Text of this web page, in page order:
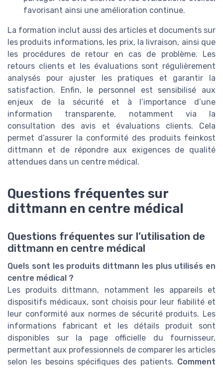
favorisant ainsi une amélioration continue.
La formation inclut aussi des articles et documents sur
les produits informations, les prix, la livraison, ainsi que
les procédures de retour en cas de problème. Les
retours clients et les évaluations sont régulièrement
analysés pour ajuster les pratiques et garantir la
satisfaction. Enfin, le personnel est sensibilisé aux
enjeux de la sécurité et à l’importance d’une
information transparente, notamment via la
consultation des avis et évaluations clients. Cela
permet d’assurer la conformité des produits feinkost
dittmann et de répondre aux exigences de qualité
attendues dans un centre médical.
Questions fréquentes sur
dittmann en centre médical
Questions fréquentes sur l’utilisation de
dittmann en centre médical
Quels sont les produits dittmann les plus utilisés en
centre médical ?
Les produits dittmann, notamment les appareils et
dispositifs médicaux, sont choisis pour leur fiabilité et
leur conformité aux normes de sécurité produits. Les
informations fabricant et les détails produit sont
disponibles sur la page officielle du fournisseur,
permettant aux professionnels de comparer les articles
selon les besoins spécifiques des patients. Comment